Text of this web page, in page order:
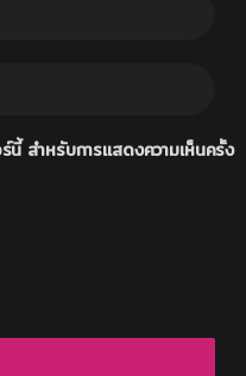
นี้ สำหรับการแสดงความเห็นครั้ง